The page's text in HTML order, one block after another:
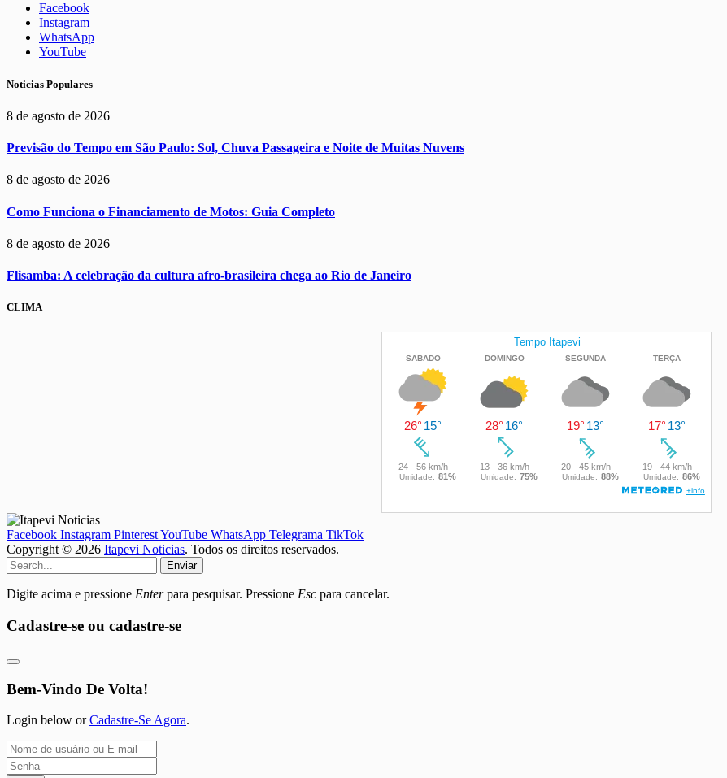
Facebook
Instagram
WhatsApp
YouTube
Noticias Populares
8 de agosto de 2026
Previsão do Tempo em São Paulo: Sol, Chuva Passageira e Noite de Muitas Nuvens
8 de agosto de 2026
Como Funciona o Financiamento de Motos: Guia Completo
8 de agosto de 2026
Flisamba: A celebração da cultura afro-brasileira chega ao Rio de Janeiro
CLIMA
Facebook Instagram PinterestYouTube WhatsApp Telegrama TikTok
Copyright © 2026 Itapevi Noticias. Todos os direitos reservados.
Enviar
Digite acima e pressione Enterpara pesquisar. Pressione Esc para cancelar.
Cadastre-se ou cadastre-se
Bem-Vindo De Volta!
Login below orCadastre-Se Agora.